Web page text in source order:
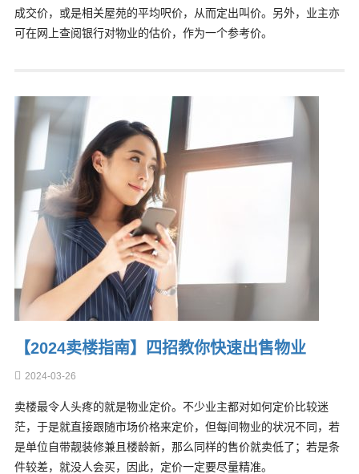
成交价，或是相关屋苑的平均呎价，从而定出叫价。另外，业主亦
可在网上查阅银行对物业的估价，作为一个参考价。
【2024卖楼指南】四招教你快速出售物业
2024-03-26
卖楼最令人头疼的就是物业定价。不少业主都对如何定价比较迷
茫，于是就直接跟随市场价格来定价，但每间物业的状况不同，若
是单位自带靓装修兼且楼龄新，那么同样的售价就卖低了；若是条
件较差，就没人会买，因此，定价一定要尽量精准。